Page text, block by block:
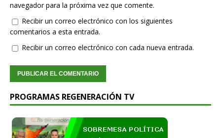
navegador para la próxima vez que comente.
Recibir un correo electrónico con los siguientes
comentarios a esta entrada.
Recibir un correo electrónico con cada nueva entrada.
PROGRAMAS REGENERACIÓN TV